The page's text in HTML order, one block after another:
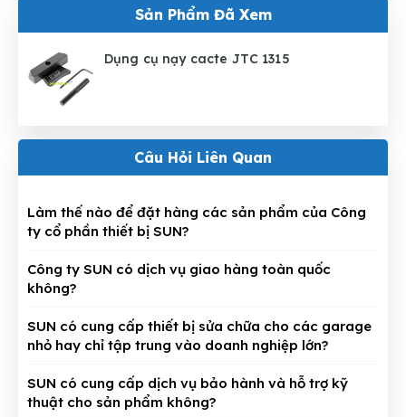
Sản Phẩm Đã Xem
Dụng cụ nạy cacte JTC 1315
Câu Hỏi Liên Quan
Làm thế nào để đặt hàng các sản phẩm của Công
ty cổ phần thiết bị SUN?
Công ty SUN có dịch vụ giao hàng toàn quốc
không?
SUN có cung cấp thiết bị sửa chữa cho các garage
nhỏ hay chỉ tập trung vào doanh nghiệp lớn?
SUN có cung cấp dịch vụ bảo hành và hỗ trợ kỹ
thuật cho sản phẩm không?